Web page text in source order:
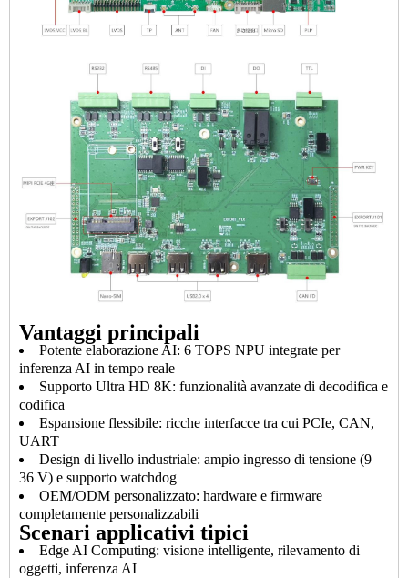
Vantaggi principali
Potente elaborazione AI: 6 TOPS NPU integrate per
inferenza AI in tempo reale
Supporto Ultra HD 8K: funzionalità avanzate di decodifica e
codifica
Espansione flessibile: ricche interfacce tra cui PCIe, CAN,
UART
Design di livello industriale: ampio ingresso di tensione (9–
36 V) e supporto watchdog
OEM/ODM personalizzato: hardware e firmware
completamente personalizzabili
Scenari applicativi tipici
Edge AI Computing: visione intelligente, rilevamento di
oggetti, inferenza AI